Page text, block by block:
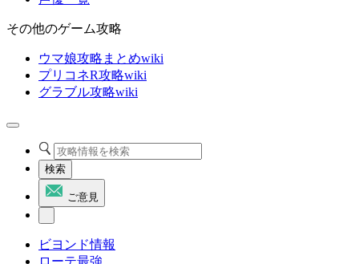
その他のゲーム攻略
ウマ娘攻略まとめwiki
プリコネR攻略wiki
グラブル攻略wiki
検索
ご意見
ビヨンド情報
ローテ最強